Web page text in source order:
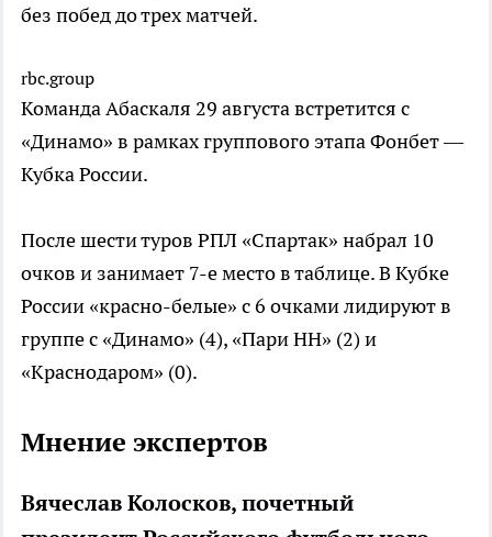
без побед до трех матчей.
rbc.group
Команда Абаскаля 29 августа встретится с
«Динамо» в рамках группового этапа Фонбет —
Кубка России.
После шести туров РПЛ «Спартак» набрал 10
очков и занимает 7-е место в таблице. В Кубке
России «красно-белые» с 6 очками лидируют в
группе с «Динамо» (4), «Пари НН» (2) и
«Краснодаром» (0).
Мнение экспертов
Вячеслав Колосков, почетный